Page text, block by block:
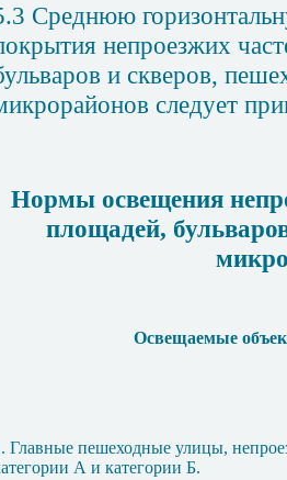
Среднюю
непроезжих
и скверов,
следует
Нормы освещения
площадей,
Освещаемые
Главные пешеходные улицы,
А и категории Б.